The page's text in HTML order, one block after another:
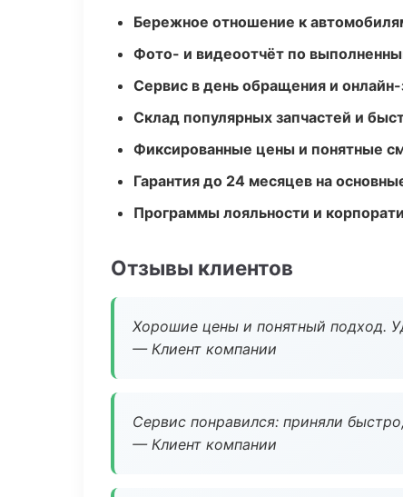
Бережное отношение к
Фото- и видеоотчёт по
Сервис в день обращения и онлайн-
Склад популярных запчастей и
Фиксированные цены и понятные
Гарантия до 24 месяцев на
Программы лояльности и
Отзывы клиентов
Хорошие цены и понятный подход.
— Клиент компании
Сервис понравился: приняли
— Клиент компании